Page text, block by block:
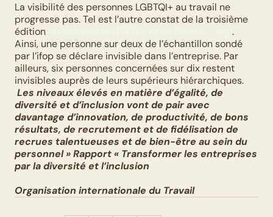
La visibilité des personnes LGBTQI+ au travail ne
progresse pas. Tel est l’autre constat de la troisième
édition
.
Ainsi, une personne sur deux de l’échantillon sondé
par l’ifop se déclare invisible dans l’entreprise. Par
ailleurs, six personnes concernées sur dix restent
invisibles auprès de leurs supérieurs hiérarchiques.
Les niveaux élevés en matière d’égalité, de
diversité et d’inclusion vont de pair avec
davantage d’innovation, de productivité, de bons
résultats, de recrutement et de fidélisation de
recrues talentueuses et de bien-être au sein du
personnel » Rapport « Transformer les entreprises
par la diversité et l’inclusion
Organisation internationale du Travail